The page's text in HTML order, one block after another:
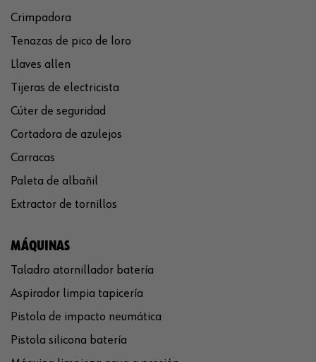
Crimpadora
Tenazas de pico de loro
Llaves allen
Tijeras de electricista
Cúter de seguridad
Cortadora de azulejos
Carracas
Paleta de albañil
Extractor de tornillos
MÁQUINAS
Taladro atornillador batería
Aspirador limpia tapicería
Pistola de impacto neumática
Pistola silicona batería